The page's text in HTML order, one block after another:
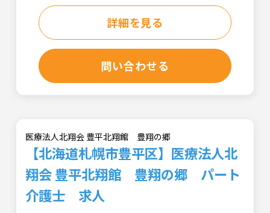
詳細を見る
問い合わせる
医療法人北翔会 豊平北翔館 豊翔の郷
【北海道札幌市豊平区】医療法人北
翔会 豊平北翔館 豊翔の郷 パート
介護士 求人